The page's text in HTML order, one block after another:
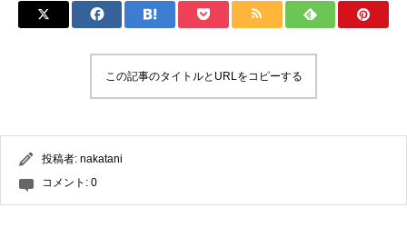
この記事のタイトルとURLをコピーする
投稿者: nakatani
コメント: 0